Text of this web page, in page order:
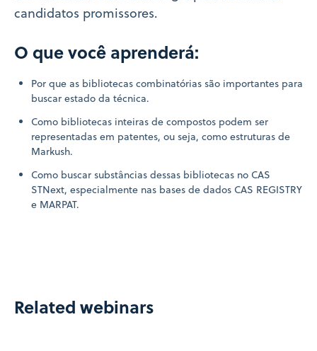
candidatos promissores.
O que você aprenderá:
Por que as bibliotecas combinatórias são importantes para
buscar estado da técnica.
Como bibliotecas inteiras de compostos podem ser
representadas em patentes, ou seja, como estruturas de
Markush.
Como buscar substâncias dessas bibliotecas no CAS
STNext, especialmente nas bases de dados CAS REGISTRY
e MARPAT.
Related webinars